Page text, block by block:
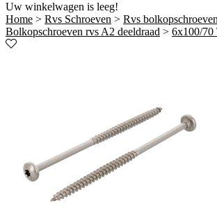
Uw winkelwagen is leeg!
Home > Rvs Schroeven > Rvs bolkopschroeven
Bolkopschroeven rvs A2 deeldraad > 6x100/70